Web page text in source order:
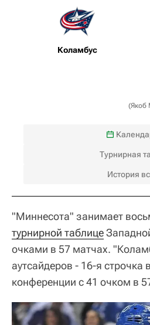
Коламбус
(Якоб
Турнирная
История
"Миннесота" занимает
турнирной таблице
очками в 57 матчах.
аутсайдеров - 16-я строчка
конференции с 41 очком в